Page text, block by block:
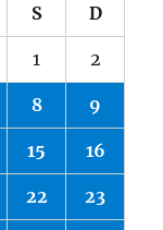
S D
1 2
8 9
15 16
22 23